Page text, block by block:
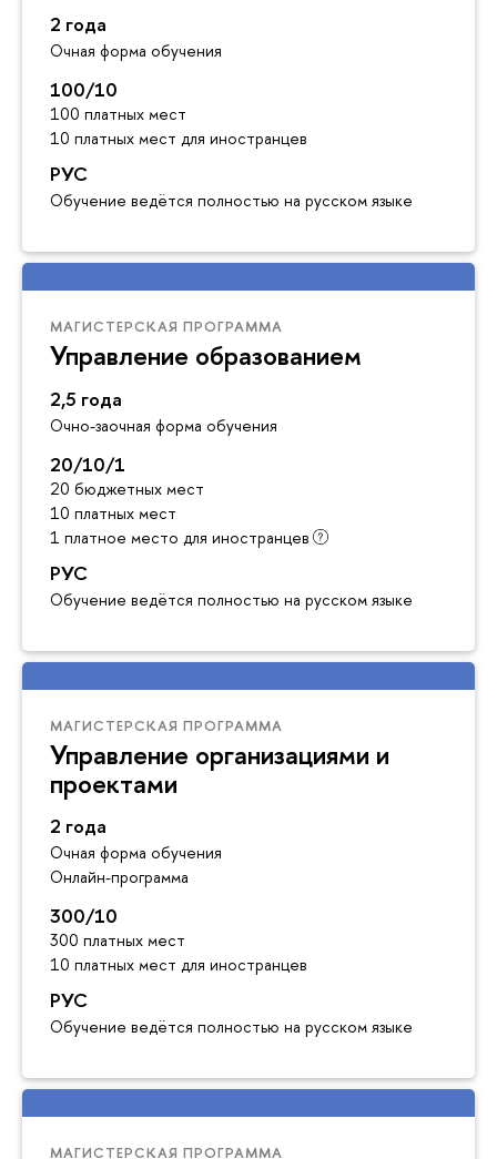
2 года
Очная форма обучения
100/10
100 платных мест
10 платных мест для иностранцев
РУС
Обучение ведётся полностью на русском языке
МАГИСТЕРСКАЯ ПРОГРАММА
Управление образованием
2,5 года
Очно-заочная форма обучения
20/10/1
20 бюджетных мест
10 платных мест
1 платное место для иностранцев
РУС
Обучение ведётся полностью на русском языке
МАГИСТЕРСКАЯ ПРОГРАММА
Управление организациями и
проектами
2 года
Очная форма обучения
Онлайн-программа
300/10
300 платных мест
10 платных мест для иностранцев
РУС
Обучение ведётся полностью на русском языке
МАГИСТЕРСКАЯ ПРОГРАММА